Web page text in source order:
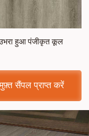
हुआ पंजीकृत कूल
सैंपल प्राप्त करें